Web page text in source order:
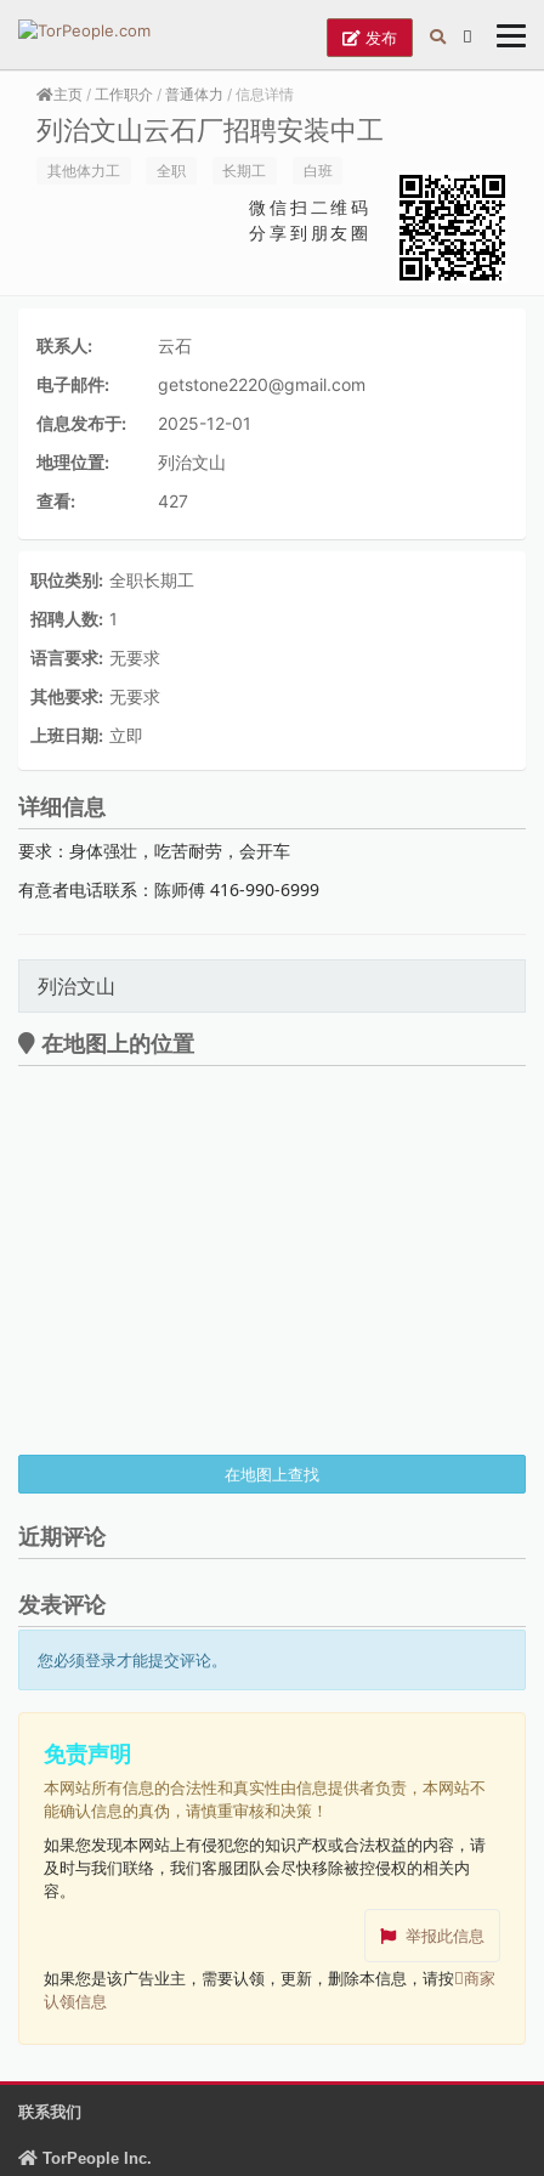
发布
主页 / 工作职介 / 普通体力 / 信息详情
列治文山云石厂招聘安装中工
其他体力工 全职 长期工 白班
微信扫二维码
分享到朋友圈
联系人:
云石
电子邮件:
getstone2220@gmail.com
信息发布于:
2025-12-01
地理位置:
列治文山
查看:
427
职位类别: 全职长期工
招聘人数: 1
语言要求: 无要求
其他要求: 无要求
上班日期: 立即
详细信息
要求：身体强壮，吃苦耐劳，会开车
有意者电话联系：陈师傅 416-990-6999
列治文山
在地图上的位置
在地图上查找
近期评论
发表评论
您必须登录才能提交评论。
免责声明
本网站所有信息的合法性和真实性由信息提供者负责，本网站不
能确认信息的真伪，请慎重审核和决策！
如果您发现本网站上有侵犯您的知识产权或合法权益的内容，请
及时与我们联络，我们客服团队会尽快移除被控侵权的相关内
容。
举报此信息
如果您是该广告业主，需要认领，更新，删除本信息，请按 商家
认领信息
联系我们
TorPeople Inc.